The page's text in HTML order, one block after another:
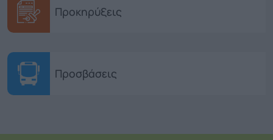
Προκηρύξεις
Προσβάσεις